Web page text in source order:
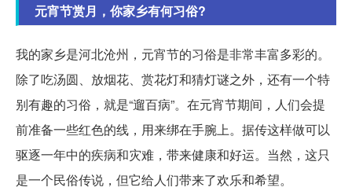
元宵节赏月，你家乡有何习俗?
我的家乡是河北沧州，元宵节的习俗是非常丰富多彩的。
除了吃汤圆、放烟花、赏花灯和猜灯谜之外，还有一个特
别有趣的习俗，就是“遛百病”。在元宵节期间，人们会提
前准备一些红色的线，用来绑在手腕上。据传这样做可以
驱逐一年中的疾病和灾难，带来健康和好运。当然，这只
是一个民俗传说，但它给人们带来了欢乐和希望。